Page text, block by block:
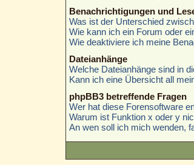
Benachrichtigungen und
Was ist der Unterschied
Wie kann ich ein Forum oder
Wie deaktiviere ich meine
Dateianhänge
Welche Dateianhänge sind in
Kann ich eine Übersicht all
phpBB3 betreffende Fragen
Wer hat diese Forensoftware
Warum ist Funktion x oder y
An wen soll ich mich wenden,